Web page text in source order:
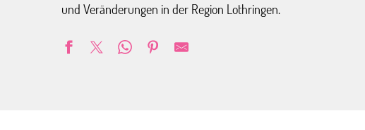
und Veränderungen in der Region Lothringen.